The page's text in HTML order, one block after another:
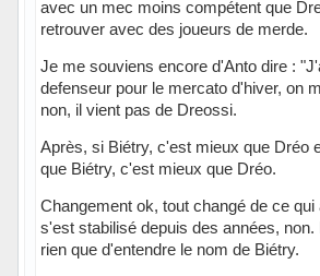
avec un mec moins compétent que
retrouver avec des joueurs de merde.
Je me souviens encore d'Anto dire :
defenseur pour le mercato d'hiver, on
non, il vient pas de Dreossi.
Après, si Biétry, c'est mieux que Dréo
que Biétry, c'est mieux que Dréo.
Changement ok, tout changé de ce qui
s'est stabilisé depuis des années,
rien que d'entendre le nom de Biétry.